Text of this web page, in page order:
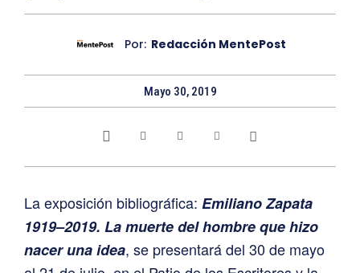
Por: Redacción MentePost
Mayo 30, 2019
La exposición bibliográfica: Emiliano Zapata
1919–2019. La muerte del hombre que hizo
nacer una idea, se presentará del 30 de mayo